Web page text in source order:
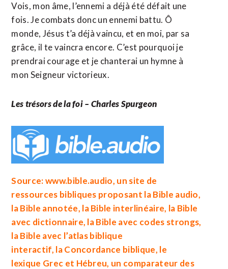
Vois, mon âme, l’ennemi a déjà été défait une
fois. Je combats donc un ennemi battu. Ô
monde, Jésus t’a déjà vaincu, et en moi, par sa
grâce, il te vaincra encore. C’est pourquoi je
prendrai courage et je chanterai un hymne à
mon Seigneur victorieux.
Les trésors de la foi – Charles Spurgeon
Source: www.bible.audio, un site de
ressources bibliques proposant laBible audio,
laBible annotée, laBible interlinéaire, la Bible
avec dictionnaire, laBible avec codes strongs,
laBible avec l’atlas biblique
interactif, laConcordance biblique, le
lexique Grec et Hébreu, un comparateur des